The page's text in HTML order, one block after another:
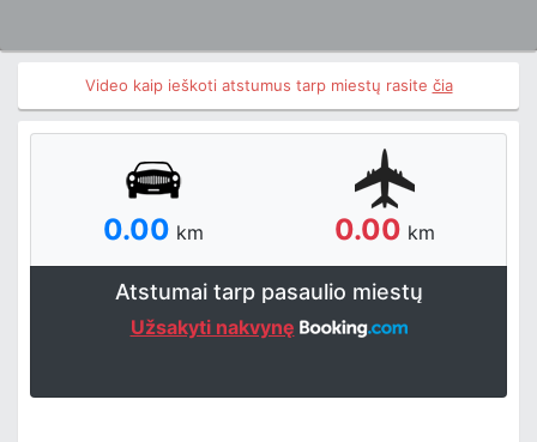
Video kaip ieškoti atstumus tarp miestų rasite čia
0.00 km 0.00 km
Atstumai tarp pasaulio miestų
Užsakyti nakvynę